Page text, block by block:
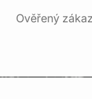
Ověřený